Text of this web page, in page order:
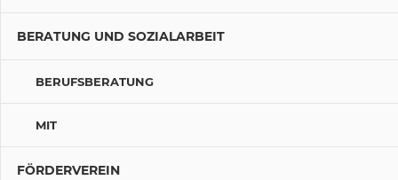
BERATUNG UND SOZIALARBEIT
BERUFSBERATUNG
MIT
FÖRDERVEREIN